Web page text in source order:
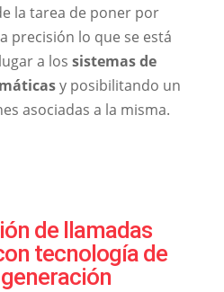
la tarea de poner por
precisión lo que se está
a los sistemas de
y posibilitando un
asociadas a la misma.
de llamadas
tecnología de